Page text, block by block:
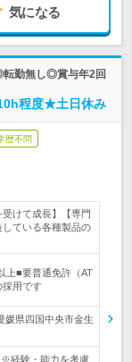
気になる
転勤無し◎賞与年2回
程度★土日休み
歴不問
けて成長】【専門
ている各種製品の
上■要普通免許（AT
用です
県四国中央市金生
※経験・能力を考慮